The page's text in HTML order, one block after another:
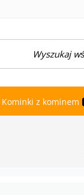
Kominki z kominem